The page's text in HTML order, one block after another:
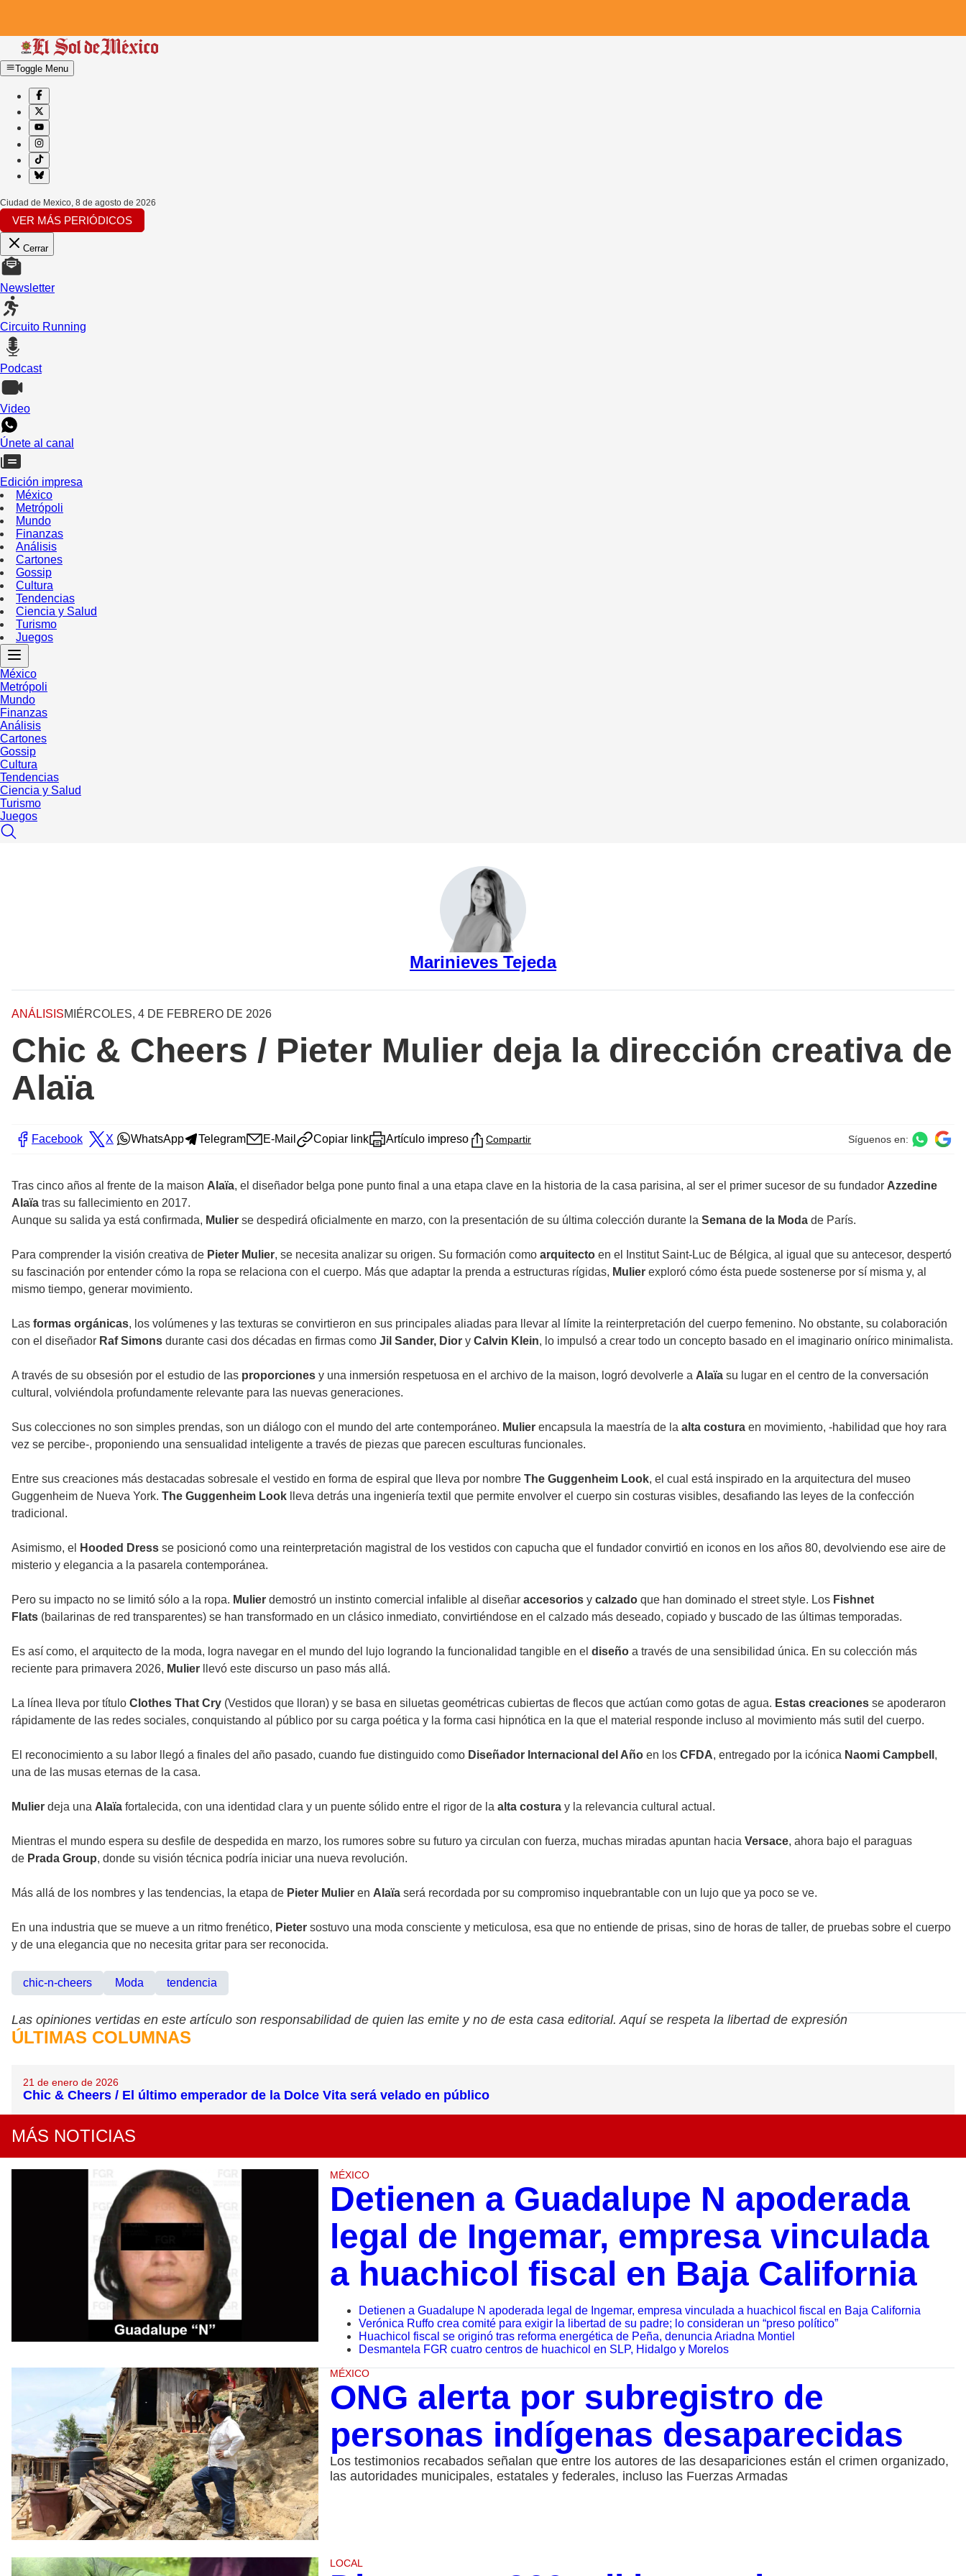
Toggle Menu
Ciudad de Mexico, 8 de agosto de 2026
VER MÁS PERIÓDICOS
Cerrar
Newsletter
Circuito Running
Podcast
Video
Únete al canal
Edición impresa
México
Metrópoli
Mundo
Finanzas
Análisis
Cartones
Gossip
Cultura
Tendencias
Ciencia y Salud
Turismo
Juegos
México
Metrópoli
Mundo
Finanzas
Análisis
Cartones
Gossip
Cultura
Tendencias
Ciencia y Salud
Turismo
Juegos
Marinieves Tejeda
ANÁLISISMIÉRCOLES, 4 DE FEBRERO DE 2026
Chic & Cheers / Pieter Mulier deja la dirección creativa de
Alaïa
Facebook X WhatsApp Telegram E-Mail Copiar link Artículo impreso Compartir Síguenos en:
Tras cinco años al frente de la maison Alaïa, el diseñador belga pone punto final a una etapa clave en la historia de la casa parisina, al ser el primer sucesor de su fundador Azzedine
Alaïa tras su fallecimiento en 2017.
Aunque su salida ya está confirmada, Mulier se despedirá oficialmente en marzo, con la presentación de su última colección durante la Semana de la Moda de París.
Para comprender la visión creativa de Pieter Mulier, se necesita analizar su origen. Su formación como arquitecto en el Institut Saint-Luc de Bélgica, al igual que su antecesor, despertó
su fascinación por entender cómo la ropa se relaciona con el cuerpo. Más que adaptar la prenda a estructuras rígidas, Mulier exploró cómo ésta puede sostenerse por sí misma y, al
mismo tiempo, generar movimiento.
Las formas orgánicas, los volúmenes y las texturas se convirtieron en sus principales aliadas para llevar al límite la reinterpretación del cuerpo femenino. No obstante, su colaboración
con el diseñador Raf Simons durante casi dos décadas en firmas como Jil Sander, Dior y Calvin Klein, lo impulsó a crear todo un concepto basado en el imaginario onírico minimalista.
A través de su obsesión por el estudio de las proporciones y una inmersión respetuosa en el archivo de la maison, logró devolverle a Alaïa su lugar en el centro de la conversación
cultural, volviéndola profundamente relevante para las nuevas generaciones.
Sus colecciones no son simples prendas, son un diálogo con el mundo del arte contemporáneo. Mulier encapsula la maestría de la alta costura en movimiento, -habilidad que hoy rara
vez se percibe-, proponiendo una sensualidad inteligente a través de piezas que parecen esculturas funcionales.
Entre sus creaciones más destacadas sobresale el vestido en forma de espiral que lleva por nombre The Guggenheim Look, el cual está inspirado en la arquitectura del museo
Guggenheim de Nueva York. The Guggenheim Look lleva detrás una ingeniería textil que permite envolver el cuerpo sin costuras visibles, desafiando las leyes de la confección
tradicional.
Asimismo, el Hooded Dress se posicionó como una reinterpretación magistral de los vestidos con capucha que el fundador convirtió en iconos en los años 80, devolviendo ese aire de
misterio y elegancia a la pasarela contemporánea.
Pero su impacto no se limitó sólo a la ropa. Mulier demostró un instinto comercial infalible al diseñar accesorios y calzado que han dominado el street style. Los Fishnet
Flats (bailarinas de red transparentes) se han transformado en un clásico inmediato, convirtiéndose en el calzado más deseado, copiado y buscado de las últimas temporadas.
Es así como, el arquitecto de la moda, logra navegar en el mundo del lujo logrando la funcionalidad tangible en el diseño a través de una sensibilidad única. En su colección más
reciente para primavera 2026, Mulier llevó este discurso un paso más allá.
La línea lleva por título Clothes That Cry (Vestidos que lloran) y se basa en siluetas geométricas cubiertas de flecos que actúan como gotas de agua. Estas creaciones se apoderaron
rápidamente de las redes sociales, conquistando al público por su carga poética y la forma casi hipnótica en la que el material responde incluso al movimiento más sutil del cuerpo.
El reconocimiento a su labor llegó a finales del año pasado, cuando fue distinguido como Diseñador Internacional del Año en los CFDA, entregado por la icónica Naomi Campbell ,
una de las musas eternas de la casa.
Mulier deja una Alaïa fortalecida, con una identidad clara y un puente sólido entre el rigor de la alta costura y la relevancia cultural actual.
Mientras el mundo espera su desfile de despedida en marzo, los rumores sobre su futuro ya circulan con fuerza, muchas miradas apuntan hacia Versace, ahora bajo el paraguas
de Prada Group, donde su visión técnica podría iniciar una nueva revolución.
Más allá de los nombres y las tendencias, la etapa de Pieter Mulier en Alaïa será recordada por su compromiso inquebrantable con un lujo que ya poco se ve.
En una industria que se mueve a un ritmo frenético, Pieter sostuvo una moda consciente y meticulosa, esa que no entiende de prisas, sino de horas de taller, de pruebas sobre el cuerpo
y de una elegancia que no necesita gritar para ser reconocida.
chic-n-cheers Moda tendencia
Las opiniones vertidas en este artículo son responsabilidad de quien las emite y no de esta casa editorial. Aquí se respeta la libertad de expresión
ÚLTIMAS COLUMNAS
21 de enero de 2026
Chic & Cheers / El último emperador de la Dolce Vita será velado en público
MÁS NOTICIAS
MÉXICO
Detienen a Guadalupe N apoderada
legal de Ingemar, empresa vinculada
a huachicol fiscal en Baja California
Detienen a Guadalupe N apoderada legal de Ingemar, empresa vinculada a huachicol fiscal en Baja California
Verónica Ruffo crea comité para exigir la libertad de su padre; lo consideran un “preso político”
Huachicol fiscal se originó tras reforma energética de Peña, denuncia Ariadna Montiel
Desmantela FGR cuatro centros de huachicol en SLP, Hidalgo y Morelos
MÉXICO
ONG alerta por subregistro de
personas indígenas desaparecidas
Los testimonios recabados señalan que entre los autores de las desapariciones están el crimen organizado,
las autoridades municipales, estatales y federales, incluso las Fuerzas Armadas
LOCAL